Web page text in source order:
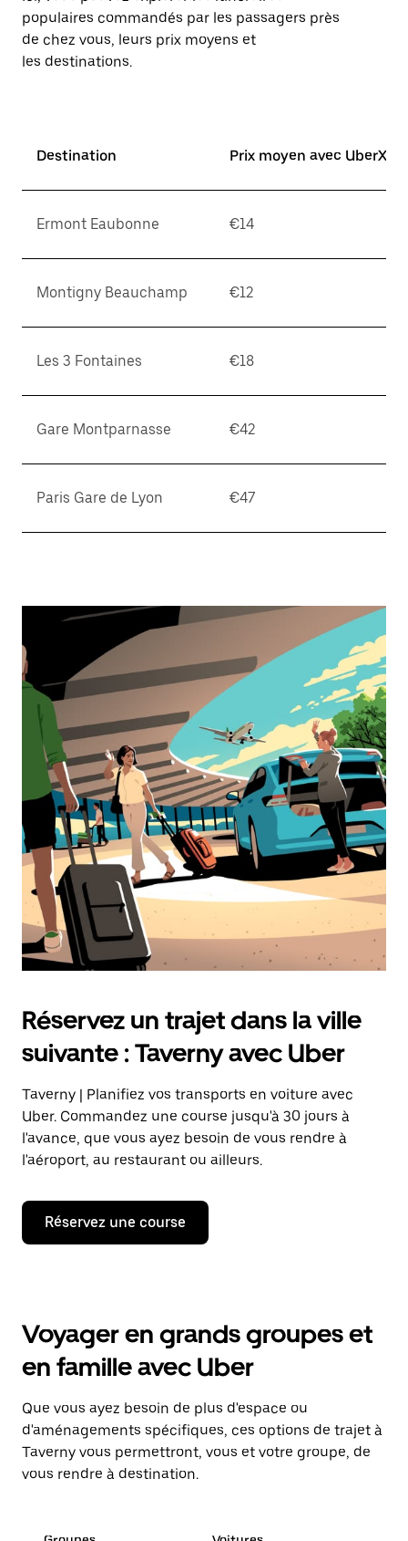
le
calendrier.
populaires commandés par les passagers près
de chez vous, leurs prix moyens et
les destinations.
Destination Prix moyen avec UberX*
Ermont Eaubonne €14
Montigny Beauchamp €12
Les 3 Fontaines €18
Gare Montparnasse €42
Paris Gare de Lyon €47
Réservez un trajet dans la ville
suivante : Taverny avec Uber
Taverny | Planifiez vos transports en voiture avec
Uber. Commandez une course jusqu'à 30 jours à
l'avance, que vous ayez besoin de vous rendre à
l'aéroport, au restaurant ou ailleurs.
Réservez une course
Voyager en grands groupes et
en famille avec Uber
Que vous ayez besoin de plus d'espace ou
d'aménagements spécifiques, ces options de trajet à
Taverny vous permettront, vous et votre groupe, de
vous rendre à destination.